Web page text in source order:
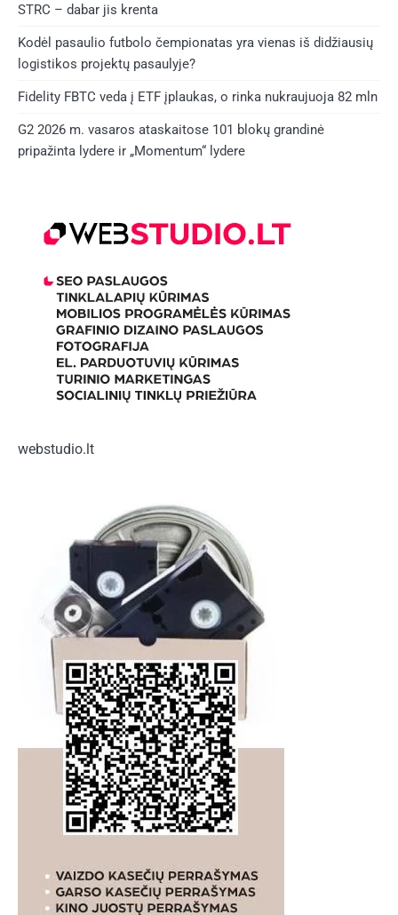
STRC – dabar jis krenta
Kodėl pasaulio futbolo čempionatas yra vienas iš didžiausių
logistikos projektų pasaulyje?
Fidelity FBTC veda į ETF įplaukas, o rinka nukraujuoja 82 mln
G2 2026 m. vasaros ataskaitose 101 blokų grandinė
pripažinta lydere ir „Momentum“ lydere
webstudio.lt